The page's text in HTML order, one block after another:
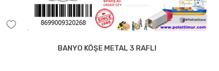
BANYO KÖŞE METAL 3 RAFLI